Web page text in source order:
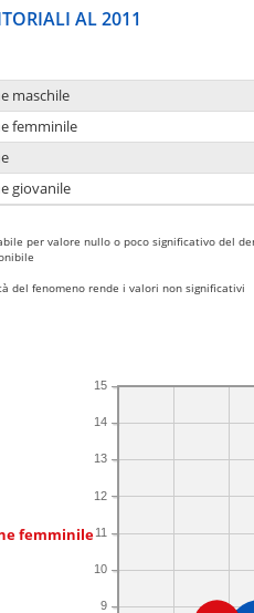
AL 2011
maschile
femminile
giovanile
per valore nullo o poco significativo del
del fenomeno rende i valori non significativi
femminile
9
10
11
12
13
14
15